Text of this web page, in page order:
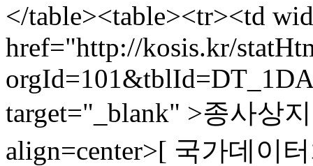
</table><table><tr><td
href="http://kosis.kr/
target="_blank" >종사상
align=center>[ 국가데이